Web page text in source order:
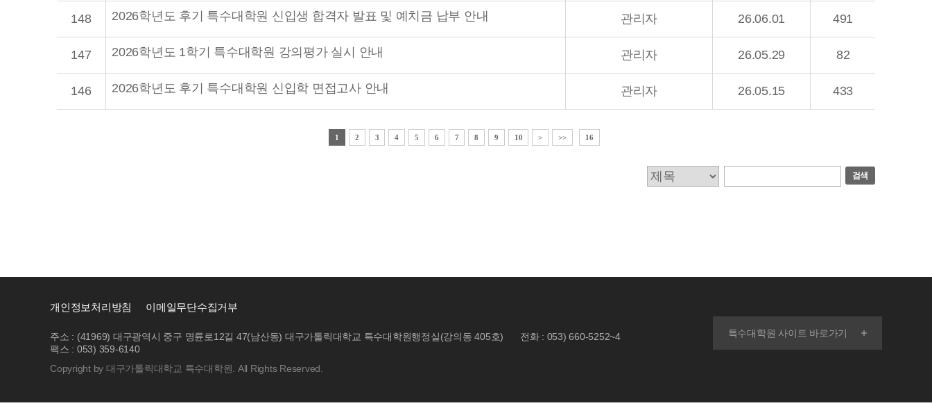
148 2026학년도 후기 특수대학원 신입생 합격자 발표 및 예치금 납부 안내 관리자 26.06.01 491
147 2026학년도 1학기 특수대학원 강의평가 실시 안내 관리자 26.05.29 82
146 2026학년도 후기 특수대학원 신입학 면접고사 안내 관리자 26.05.15 433
1 2 3 4 5 6 7 8 9 10 > >> 16
검색
개인정보처리방침 이메일무단수집거부
주소 : (41969) 대구광역시 중구 명륜로12길 47(남산동) 대구가톨릭대학교 특수대학원행정실(강의동 405호)
전화 : 053) 660-5252~4
팩스 : 053) 359-6140
Copyright by 대구가톨릭대학교 특수대학원. All Rights Reserved.
특수대학원 사이트 바로가기